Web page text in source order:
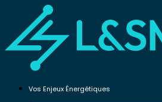
Vos Enjeux Énergétiques